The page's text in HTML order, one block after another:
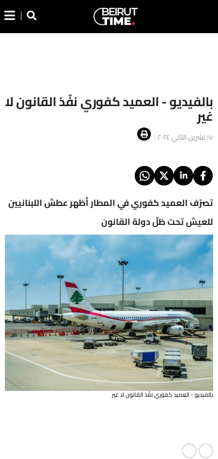
بالفيديو - العميد كفوري نفّذ القانون لا
غير
١٧ تشرين الثاني ٢٠٢٤
تصرّف العميد كفوري في المطار أظهر عطش اللبنانيين
للعيش تحت ظلّ دولة القانون
بالفيديو - العميد كفوري نفّذ القانون لا غير